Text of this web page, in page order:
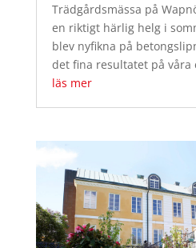
Trädgårdsmässa på
en riktigt härlig helg i
blev nyfikna på
det fina resultatet på våra
läs mer